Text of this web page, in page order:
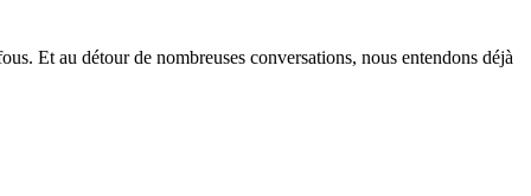
Et au détour de nombreuses conversations, nous entendons déjà